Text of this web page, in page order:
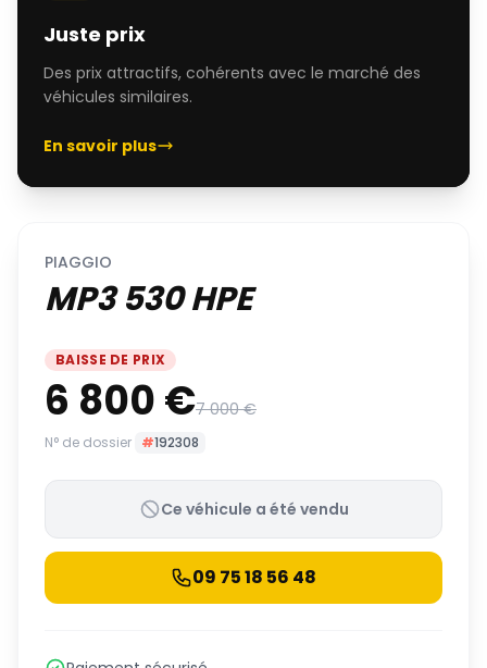
Juste prix
Des prix attractifs, cohérents avec le marché des
véhicules similaires.
En savoir plus
PIAGGIO
MP3 530 HPE
BAISSE DE PRIX
6 800 €7 000 €
N° de dossier #192308
Ce véhicule a été vendu
09 75 18 56 48